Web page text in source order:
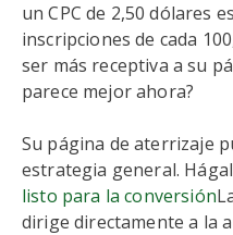
un CPC de 2,50 dólares
inscripciones de cada
ser más receptiva a su
parece mejor ahora?
Su página de aterrizaje
estrategia general.
listo para la conversión
dirige directamente a la